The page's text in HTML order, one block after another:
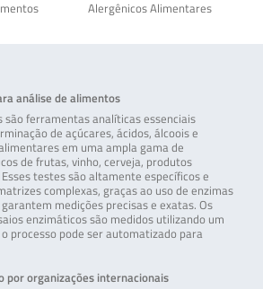
Alergênicos Alimentares
análise de alimentos
são ferramentas analíticas essenciais
de açúcares, ácidos, álcoois e
em uma ampla gama de
de frutas, vinho, cerveja, produtos
testes são altamente específicos e
complexas, graças ao uso de enzimas
medições precisas e exatas. Os
enzimáticos são medidos utilizando um
processo pode ser automatizado para
por organizações internacionais